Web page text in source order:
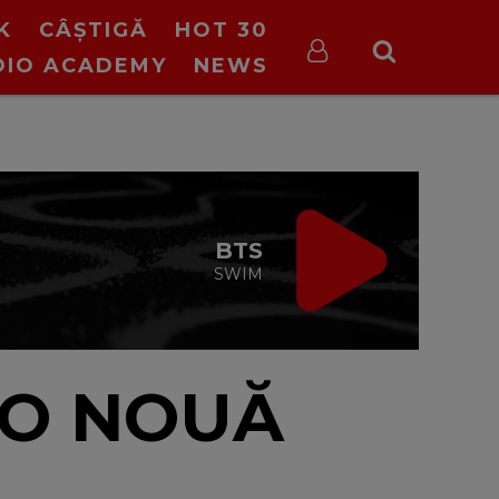
CÂȘTIGĂ
HOT 30
ACADEMY NEWS
STOP VIRGIN
cu Virgin Radio Romania
NOUĂ